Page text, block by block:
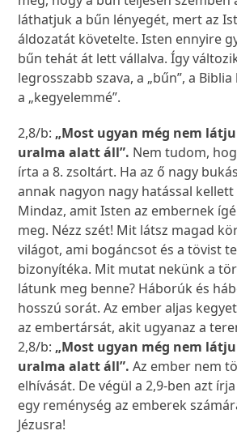
láthatjuk a bűn lényegét, mert az
áldozatát követelte. Isten ennyire
bűn tehát át lett vállalva. Így
legrosszabb szava, a „bűn”, a
a „kegyelemmé”.
2,8/b: „Most ugyan még nem
uralma alatt áll”. Nem tudom,
írta a 8. zsoltárt. Ha az ő nagy
annak nagyon nagy hatással kellett
Mindaz, amit Isten az embernek
meg. Nézz szét! Mit látsz magad
világot, ami bogáncsot és a tövist
bizonyítéka. Mit mutat nekünk a
látunk meg benne? Háborúk és
hosszú sorát. Az ember aljas
az embertársát, akit ugyanaz a
2,8/b: „Most ugyan még nem
uralma alatt áll”.Az ember nem
elhívását. De végül a 2,9-ben azt
egy reménység az emberek
Jézusra!